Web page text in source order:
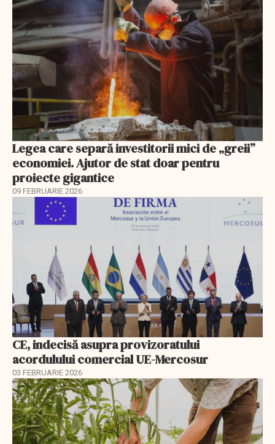
Legea care separă investitorii mici de „greii”
economiei. Ajutor de stat doar pentru
proiecte gigantice
09 FEBRUARIE 2026
CE, indecisă asupra provizoratului
acordulului comercial UE-Mercosur
03 FEBRUARIE 2026